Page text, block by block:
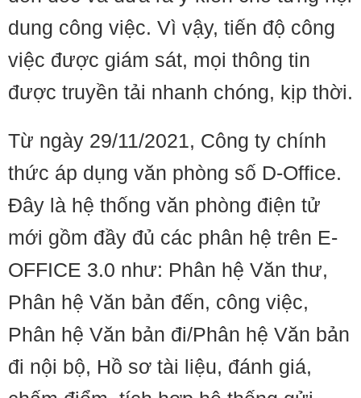
dung công việc. Vì vậy, tiến độ công
việc được giám sát, mọi thông tin
được truyền tải nhanh chóng, kịp thời.
Từ ngày 29/11/2021, Công ty chính
thức áp dụng văn phòng số D-Office.
Đây là hệ thống văn phòng điện tử
mới gồm đầy đủ các phân hệ trên E-
OFFICE 3.0 như: Phân hệ Văn thư,
Phân hệ Văn bản đến, công việc,
Phân hệ Văn bản đi/Phân hệ Văn bản
đi nội bộ, Hồ sơ tài liệu, đánh giá,